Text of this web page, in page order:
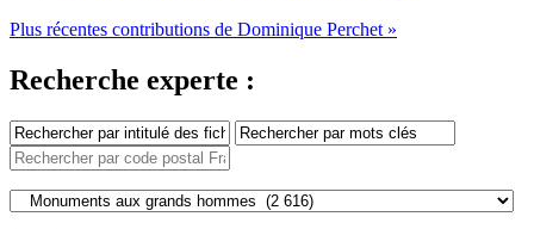
Plus récentes contributions de Dominique Perchet »
Recherche experte :